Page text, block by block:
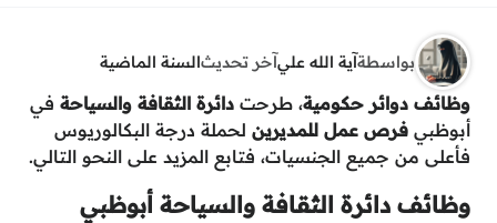
بواسطةآية الله عليآخر تحديثالسنة الماضية
وظائف دوائر حكومية، طرحت دائرة الثقافة والسياحة في
أبوظبي فرص عمل للمديرين لحملة درجة البكالوريوس
فأعلى من جميع الجنسيات، فتابع المزيد على النحو التالي.
وظائف دائرة الثقافة والسياحة أبوظبي